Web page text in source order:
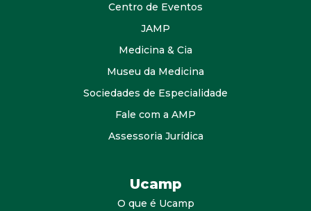
Centro de Eventos
JAMP
Medicina & Cia
Museu da Medicina
Sociedades de Especialidade
Fale com a AMP
Assessoria Jurídica
Ucamp
O que é Ucamp